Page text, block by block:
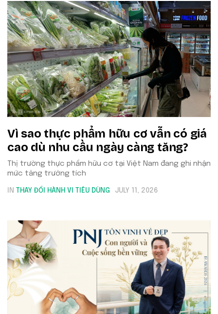
Vì sao thực phẩm hữu cơ vẫn có giá
cao dù nhu cầu ngày càng tăng?
Thị trường thực phẩm hữu cơ tại Việt Nam đang ghi nhận
mức tăng trưởng tích
IN THAY ĐỔI HÀNH VI TIÊU DÙNG JULY 11, 2026